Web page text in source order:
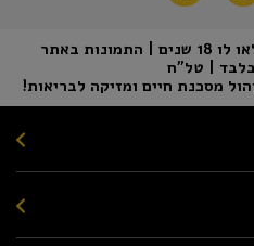
המכירה אסורה למי שטרם מלאו לו 18 שנים | התמונות באתר
| טל"ח
מסכנת חיים ומזיקה לבריאות!